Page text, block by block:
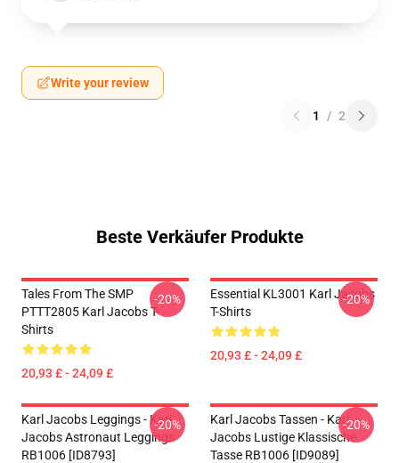
Write your review
1 / 2
Beste Verkäufer Produkte
Tales From The SMP
PTTT2805 Karl Jacobs T-
Shirts
20,93 £ - 24,09 £
-20%
Essential KL3001 Karl Jacobs
T-Shirts
20,93 £ - 24,09 £
-20%
Karl Jacobs Leggings - Karl
Jacobs Astronaut Leggings
RB1006 [ID8793]
-20%
Karl Jacobs Tassen - Karl
Jacobs Lustige Klassische
Tasse RB1006 [ID9089]
-20%